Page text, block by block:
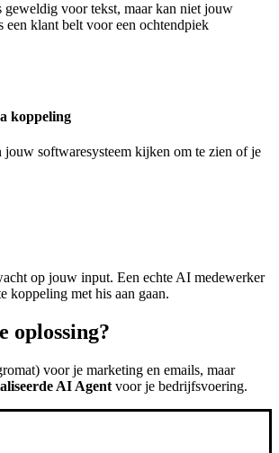
geweldig voor tekst, maar kan niet jouw
een klant belt voor een ochtendpiek
koppeling
softwaresysteem kijken om te zien of je
op jouw input. Een echte AI medewerker
koppeling met his aan gaan.
oplossing?
voor je marketing en emails, maar
AI Agent voor je bedrijfsvoering.